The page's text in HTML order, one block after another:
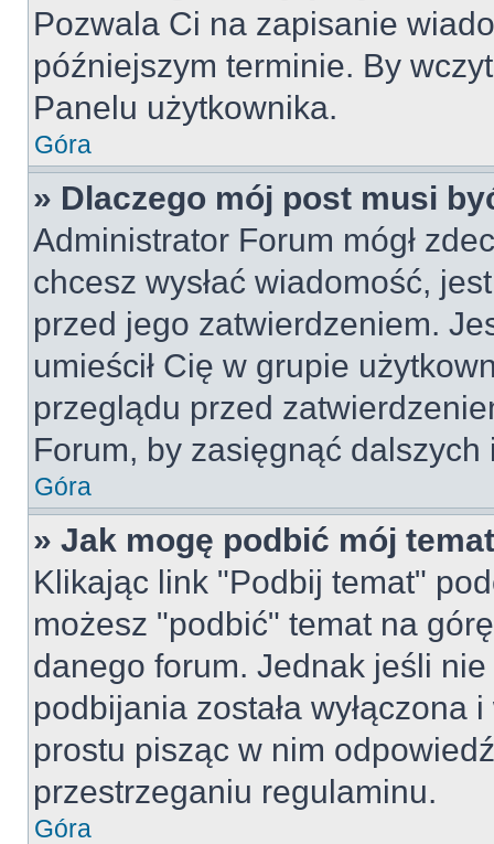
Pozwala Ci na zapisanie
późniejszym terminie. By
Panelu użytkownika.
Góra
» Dlaczego mój post musi
Administrator Forum mógł
chcesz wysłać wiadomość,
przed jego zatwierdzeniem.
umieścił Cię w grupie
przeglądu przed
Forum, by zasięgnąć dalszych
Góra
» Jak mogę podbić mój
Klikając link "Podbij temat"
możesz "podbić" temat na
danego forum. Jednak jeśli
podbijania została
prostu pisząc w nim
przestrzeganiu regulaminu.
Góra